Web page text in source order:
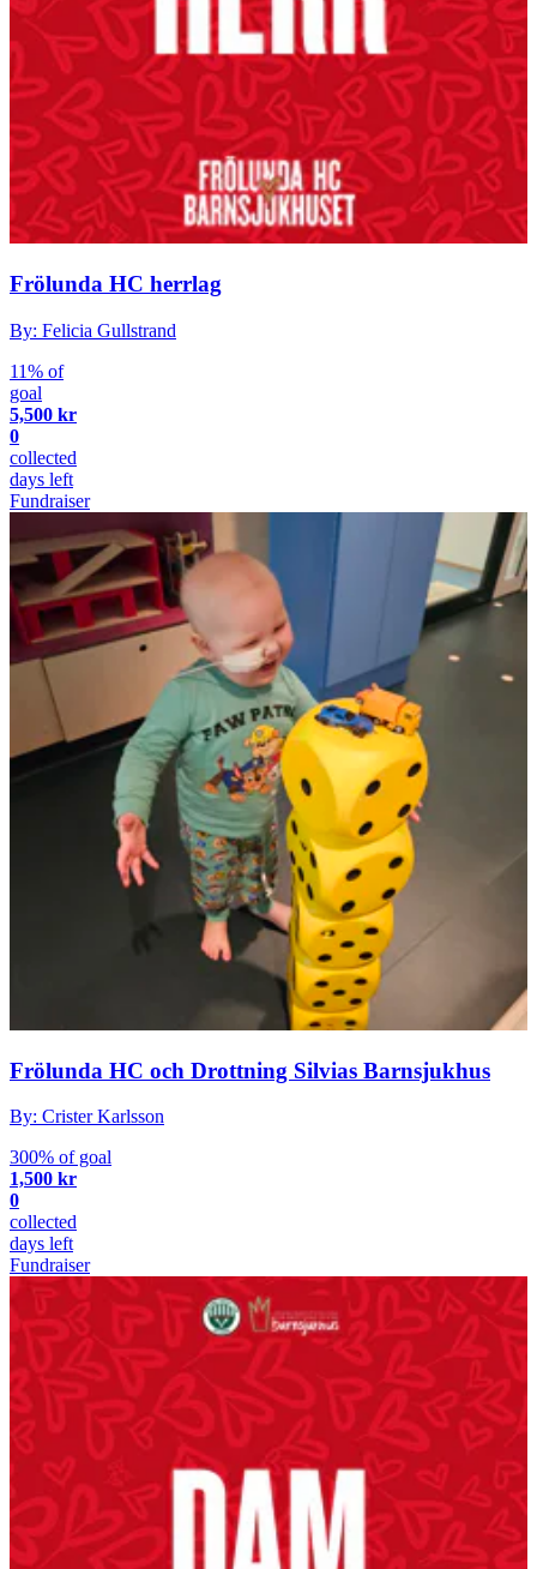
Frölunda HC herrlag
By: Felicia Gullstrand
11% of
goal
5,500 kr
0
collected
days left
Fundraiser
Frölunda HC och Drottning Silvias Barnsjukhus
By: Crister Karlsson
300% of goal
1,500 kr
0
collected
days left
Fundraiser